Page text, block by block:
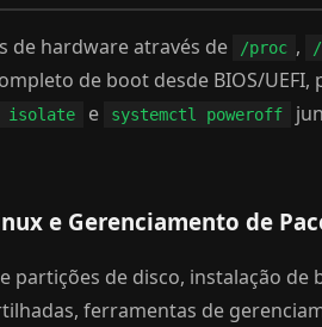
de hardware através de /proc ,
de boot desde BIOS/UEFI,
isolate e systemctl poweroff
e Gerenciamento de
partições de disco, instalação de
ferramentas de